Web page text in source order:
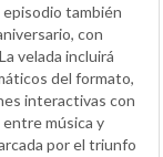
episodio también
con
velada incluirá
del formato,
interactivas con
música y
por el triunfo